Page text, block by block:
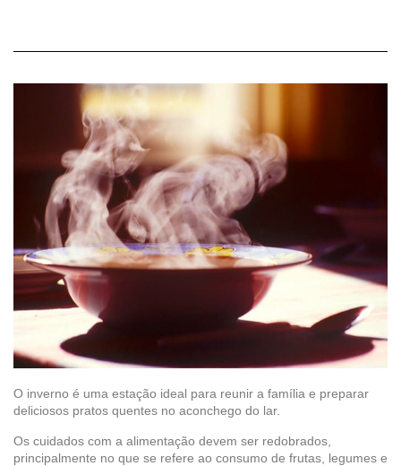
O inverno é uma estação ideal para reunir a família e preparar
deliciosos pratos quentes no aconchego do lar.
Os cuidados com a alimentação devem ser redobrados,
principalmente no que se refere ao consumo de frutas, legumes e